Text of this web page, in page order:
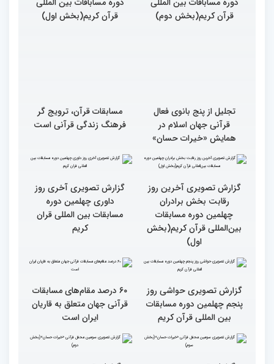
گزارش تصویری مراسم
رونمایی از کوچکترین قرآن
گزارش تصویری مراسم
رونمایی از کوچکترین قرآن
تجلیل از پنج بانوی فعال
قرآنی جهان اسلام در
همایش «خیرات حسان»
مسابقات قرآن، ترویج گر
فرهنگ زندگی قرآنی است
رقابت بخش برادران
چهلمین دوره مسابقات
بین‌المللی قرآن کریم(بخش
اول)
گزارش تصویری آخری روز
مسابقات بین المللی قران
کریم